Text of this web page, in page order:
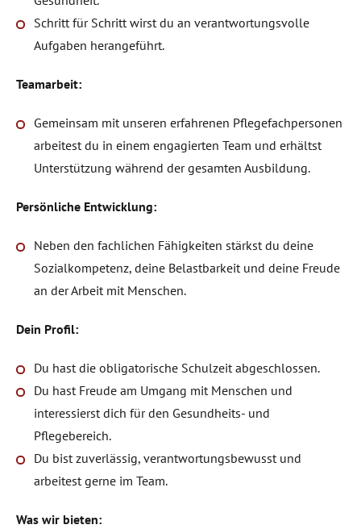
Schritt für Schritt wirst du an verantwortungsvolle
Aufgaben herangeführt.
Teamarbeit:
Gemeinsam mit unseren erfahrenen Pflegefachpersonen
arbeitest du in einem engagierten Team und erhältst
Unterstützung während der gesamten Ausbildung.
Persönliche Entwicklung:
Neben den fachlichen Fähigkeiten stärkst du deine
Sozialkompetenz, deine Belastbarkeit und deine Freude
an der Arbeit mit Menschen.
Dein Profil:
Du hast die obligatorische Schulzeit abgeschlossen.
Du hast Freude am Umgang mit Menschen und
interessierst dich für den Gesundheits- und
Pflegebereich.
Du bist zuverlässig, verantwortungsbewusst und
arbeitest gerne im Team.
Was wir bieten: